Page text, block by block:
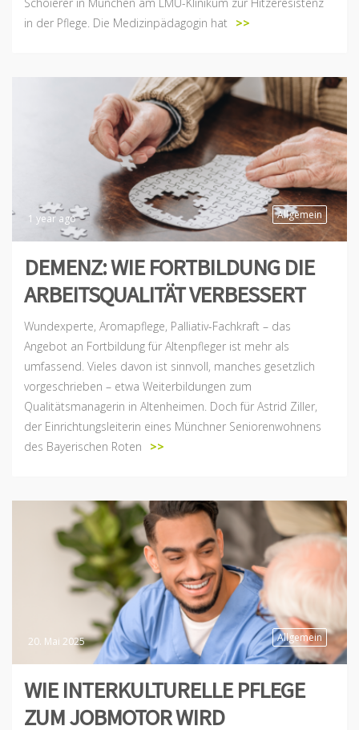
in der Pflege. Die Medizinpädagogin hat
>>
Allgemein
1 year ago
DEMENZ: WIE FORTBILDUNG DIE
ARBEITSQUALITÄT VERBESSERT
Wundexperte, Aromapflege, Palliativ-Fachkraft – das
Angebot an Fortbildung für Altenpfleger ist mehr als
umfassend. Vieles davon ist sinnvoll, manches gesetzlich
vorgeschrieben – etwa Weiterbildungen zum
Qualitätsmanagerin in Altenheimen. Doch für Astrid Ziller,
der Einrichtungsleiterin eines Münchner Seniorenwohnens
des Bayerischen Roten
>>
Allgemein
20. Mai 2025
WIE INTERKULTURELLE PFLEGE
ZUM JOBMOTOR WIRD